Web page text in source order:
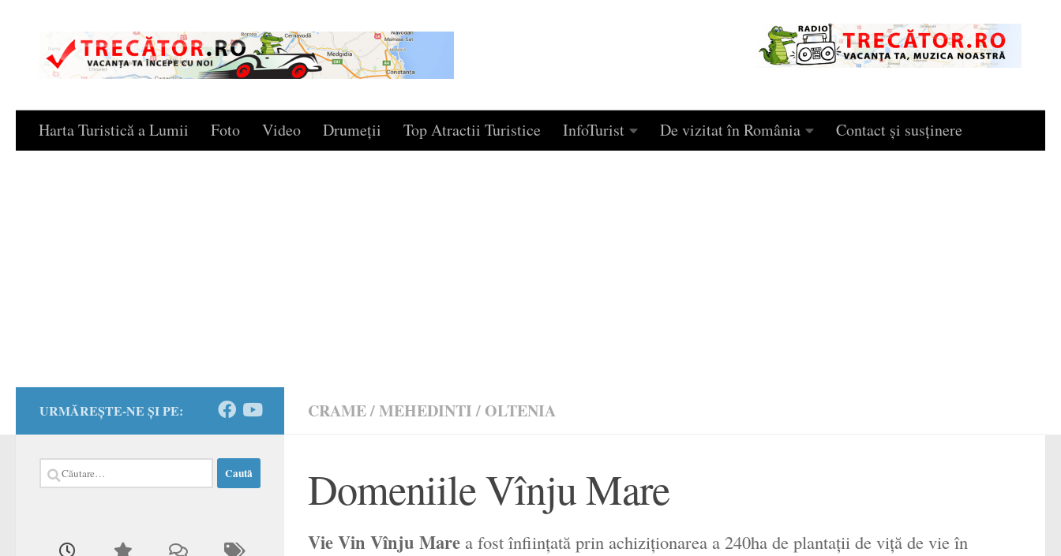
Skip to content
Harta Turistică a Lumii Foto Video Drumeţii Top Atractii Turistice InfoTurist De vizitat în România Contact și susținere
CRAME/MEHEDINTI / OLTENIA
Domeniile Vînju Mare
Vie Vin Vînju Mare a fost înfiinţată prin achiziţionarea a 240ha de plantaţii de viţă de vie în
URMĂREȘTE-NE ȘI PE:
Caută
după: